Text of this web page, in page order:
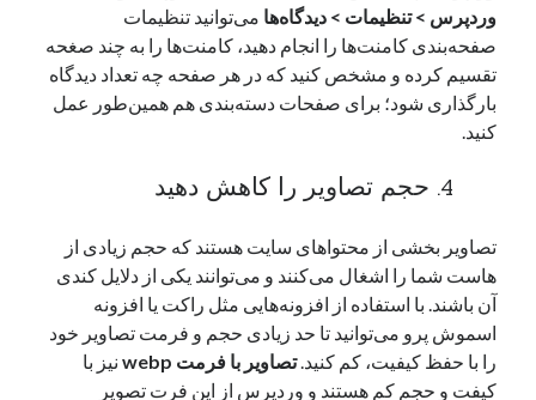
وردپرس > تنظیمات > دیدگاه‌ها می‌توانید تنظیمات
صفحه‌بندی کامنت‌ها را انجام دهید، کامنت‌ها را به چند صغحه
تقسیم کرده و مشخص کنید که در هر صفحه چه تعداد دیدگاه
بارگذاری شود؛ برای صفحات دسته‌بندی هم همین‌طور عمل
کنید.
تصاویر بخشی از محتواهای سایت هستند که حجم زیادی از
هاست شما را اشغال می‌کنند و می‌توانند یکی از دلایل کندی
آن باشند. با استفاده از افزونه‌هایی مثل راکت یا افزونه
اسموش پرو می‌توانید تا حد زیادی حجم و فرمت تصاویر خود
را با حفظ کیفیت، کم کنید.تصاویر با فرمت webp
نیز با
کیفت و حجم کم هستند و وردپرس از این فرت تصویر